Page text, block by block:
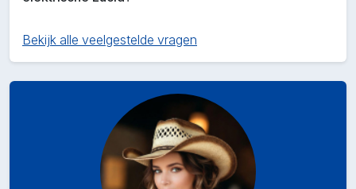
Bekijk alle veelgestelde vragen